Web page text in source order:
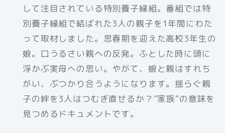
して注目されている特別養子縁組。番組では特
別養子縁組で結ばれた3人の親子を1年間にわた
って取材しました。思春期を迎えた高校3年生の
娘。口うるさい親への反発。ふとした時に頭に
浮かぶ実母への思い。やがて、娘と親はすれち
がい、ぶつかり合うようになります。揺らぐ親
子の絆を3人はつむぎ直せるか？“家族”の意味を
見つめるドキュメントです。